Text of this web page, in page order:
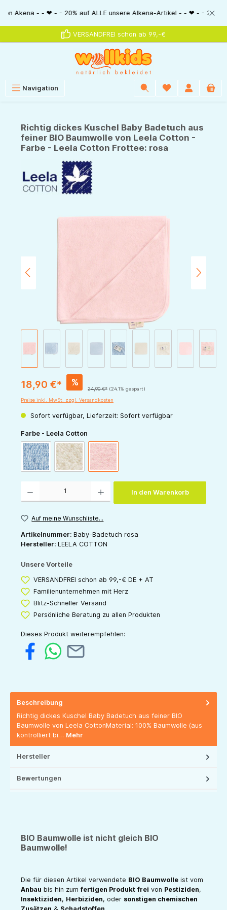
springen
- ❤ - - 20% auf ALLE unsere Alkena-Artikel - - ❤ - - 20% NUR
VERSANDFREI schon ab 99,-€
Navigation
Richtig dickes Kuschel Baby Badetuch aus
feiner BIO Baumwolle von Leela Cotton -
Farbe - Leela Cotton Frottee: rosa
Bildergalerie überspringen
18,90 €* %
24,90 €* (24.1% gespart)
Preise inkl. MwSt. zzgl. Versandkosten
Sofort verfügbar, Lieferzeit: Sofort verfügbar
Farbe - Leela Cotton
Frottee: hellblauFrottee: naturFrottee: rosa
In den Warenkorb
Auf meine Wunschliste...
Artikelnummer: Baby-Badetuch rosa
Hersteller: LEELA COTTON
Unsere Vorteile
VERSANDFREI schon ab 99,-€ DE + AT
Familienunternehmen mit Herz
Blitz-Schneller Versand
Persönliche Beratung zu allen Produkten
Dieses Produkt weiterempfehlen:
Beschreibung
Richtig dickes Kuschel Baby Badetuch aus feiner BIO
Baumwolle von Leela CottonMaterial: 100% Baumwolle (aus
kontrolliert bi… Mehr
Hersteller
Bewertungen
BIO Baumwolle ist nicht gleich BIO
Baumwolle!
Die für diesen Artikel verwendete BIO Baumwolle ist vom
Anbau bis hin zum fertigen Produkt frei von Pestiziden,
Insektiziden, Herbiziden, oder sonstigen chemischen